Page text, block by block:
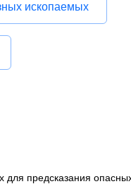
ископаемых
для предсказания